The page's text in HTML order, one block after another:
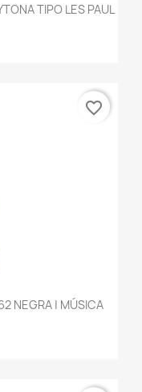
TIPO LES PAUL
NEGRA | MÚSICA
favorite_border